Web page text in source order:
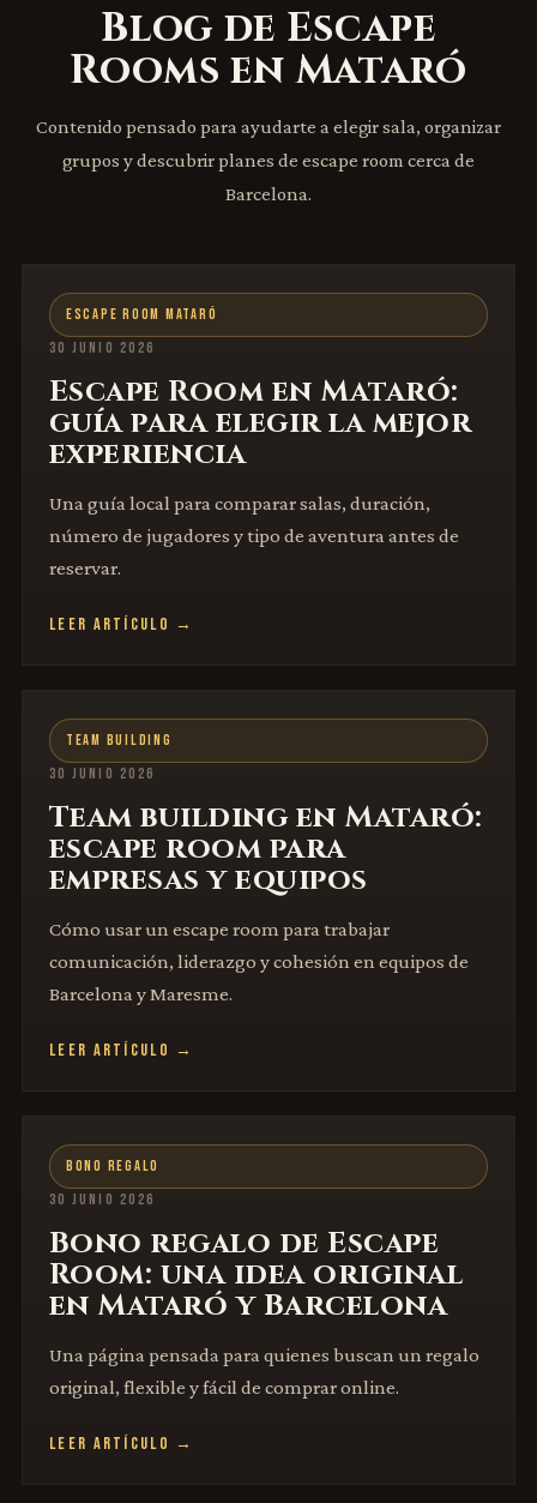
Blog de Escape
Rooms en Mataró
Contenido pensado para ayudarte a elegir sala, organizar
grupos y descubrir planes de escape room cerca de
Barcelona.
ESCAPE ROOM MATARÓ
30 JUNIO 2026
Escape Room en Mataró:
guía para elegir la mejor
experiencia
Una guía local para comparar salas, duración,
número de jugadores y tipo de aventura antes de
reservar.
LEER ARTÍCULO →
TEAM BUILDING
30 JUNIO 2026
Team building en Mataró:
escape room para
empresas y equipos
Cómo usar un escape room para trabajar
comunicación, liderazgo y cohesión en equipos de
Barcelona y Maresme.
LEER ARTÍCULO →
BONO REGALO
30 JUNIO 2026
Bono regalo de Escape
Room: una idea original
en Mataró y Barcelona
Una página pensada para quienes buscan un regalo
original, flexible y fácil de comprar online.
LEER ARTÍCULO →